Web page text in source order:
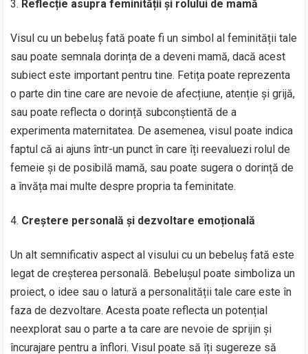
Reflecție asupra feminității și rolului de mamă
Visul cu un bebeluș fată poate fi un simbol al feminității tale
sau poate semnala dorința de a deveni mamă, dacă acest
subiect este important pentru tine. Fetița poate reprezenta
o parte din tine care are nevoie de afecțiune, atenție și grijă,
sau poate reflecta o dorință subconștientă de a
experimenta maternitatea. De asemenea, visul poate indica
faptul că ai ajuns într-un punct în care îți reevaluezi rolul de
femeie și de posibilă mamă, sau poate sugera o dorință de
a învăța mai multe despre propria ta feminitate.
Creștere personală și dezvoltare emoțională
Un alt semnificativ aspect al visului cu un bebeluș fată este
legat de creșterea personală. Bebelușul poate simboliza un
proiect, o idee sau o latură a personalității tale care este în
faza de dezvoltare. Acesta poate reflecta un potențial
neexplorat sau o parte a ta care are nevoie de sprijin și
încurajare pentru a înflori. Visul poate să îți sugereze să